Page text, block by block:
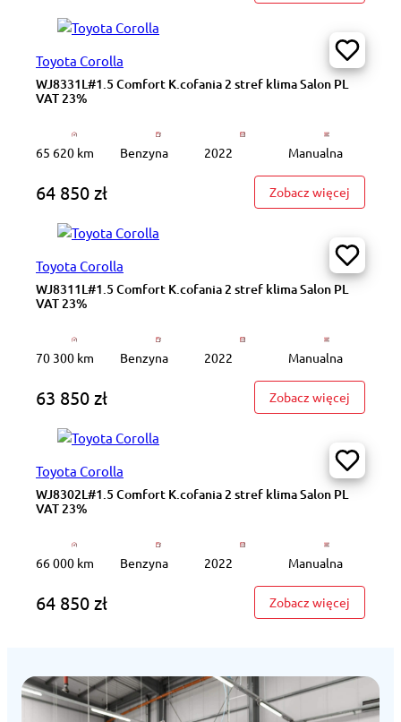
Toyota Corolla
WJ8331L#1.5 Comfort K.cofania 2 stref klima Salon PL
VAT 23%
65 620 km Benzyna 2022 Manualna
64 850 zł Zobacz więcej
Toyota Corolla
WJ8311L#1.5 Comfort K.cofania 2 stref klima Salon PL
VAT 23%
70 300 km Benzyna 2022 Manualna
63 850 zł Zobacz więcej
Toyota Corolla
WJ8302L#1.5 Comfort K.cofania 2 stref klima Salon PL
VAT 23%
66 000 km Benzyna 2022 Manualna
64 850 zł Zobacz więcej